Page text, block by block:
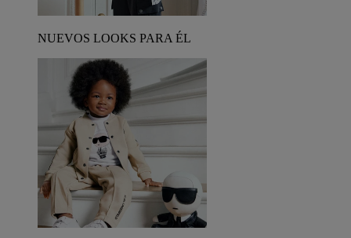
NUEVOS LOOKS PARA ÉL